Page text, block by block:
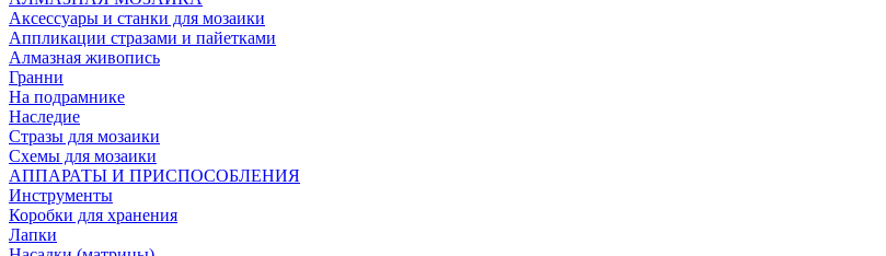
Аксессуары и станки для мозаики
Аппликации стразами и пайетками
Алмазная живопись
Гранни
На подрамнике
Наследие
Стразы для мозаики
Схемы для мозаики
АППАРАТЫ И ПРИСПОСОБЛЕНИЯ
Инструменты
Коробки для хранения
Лапки